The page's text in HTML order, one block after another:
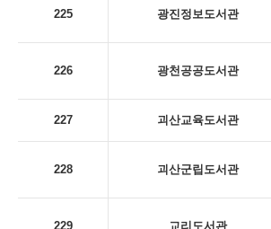
225 광진정보도서관
226 광천공공도서관
227 괴산교육도서관
228 괴산군립도서관
229 교리도서관